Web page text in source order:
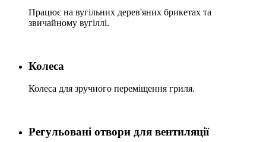
Працює на вугільних дерев'яних брикетах та
звичайному вугіллі.
Колеса
Колеса для зручного переміщення гриля.
Регульовані отвори для вентиляції